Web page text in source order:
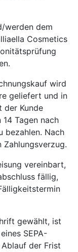
werden dem
Cosmetics
wird
geliefert und in
der Kunde
Tagen nach
bezahlen. Nach
vereinbart,
fällig,
gewählt, ist
SEPA-
der Frist